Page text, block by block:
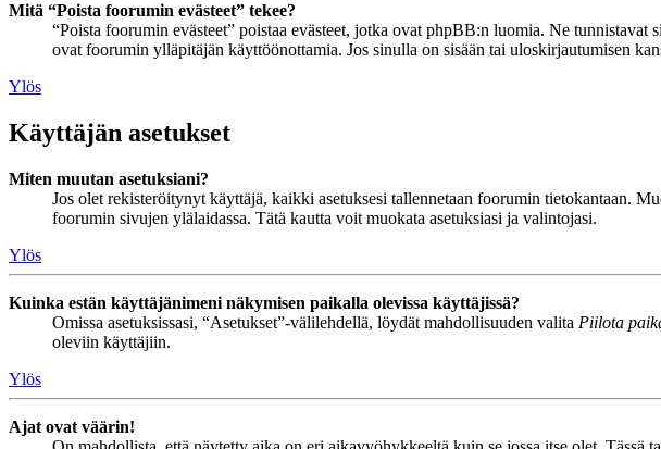
Mitä “Poista foorumin evästeet” tekee?
“Poista foorumin evästeet” poistaa evästeet, jotka ovat phpBB:n luomia. Ne
ovat foorumin ylläpitäjän käyttöönottamia. Jos sinulla on sisään tai uloskirjautumisen
Ylös
Käyttäjän asetukset
Miten muutan asetuksiani?
Jos olet rekisteröitynyt käyttäjä, kaikki asetuksesi tallennetaan foorumin tietokantaan.
foorumin sivujen ylälaidassa. Tätä kautta voit muokata asetuksiasi ja valintojasi.
Ylös
Kuinka estän käyttäjänimeni näkymisen paikalla olevissa käyttäjissä?
Omissa asetuksissasi, “Asetukset”-välilehdellä, löydät mahdollisuuden valita Piilota
oleviin käyttäjiin.
Ylös
Ajat ovat väärin!